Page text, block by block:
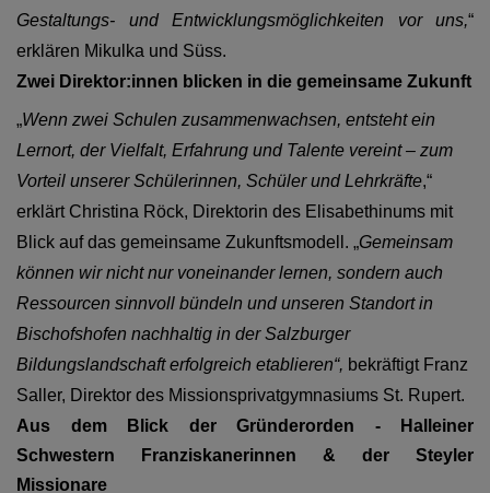
Gestaltungs- und Entwicklungsmöglichkeiten vor uns,“
erklären Mikulka und Süss.
Zwei Direktor:innen blicken in die gemeinsame Zukunft
„Wenn zwei Schulen zusammenwachsen, entsteht ein
Lernort, der Vielfalt, Erfahrung und Talente vereint – zum
Vorteil unserer Schülerinnen, Schüler und Lehrkräfte,“
erklärt Christina Röck, Direktorin des Elisabethinums mit
Blick auf das gemeinsame Zukunftsmodell. „Gemeinsam
können wir nicht nur voneinander lernen, sondern auch
Ressourcen sinnvoll bündeln und unseren Standort in
Bischofshofen nachhaltig in der Salzburger
Bildungslandschaft erfolgreich etablieren“, bekräftigt Franz
Saller, Direktor des Missionsprivatgymnasiums St. Rupert.
Aus dem Blick der Gründerorden - Halleiner
Schwestern Franziskanerinnen & der Steyler
Missionare